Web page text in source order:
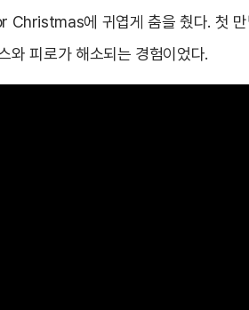
에 귀엽게 춤을 췄다. 첫 만
와 피로가 해소되는 경험이었다.